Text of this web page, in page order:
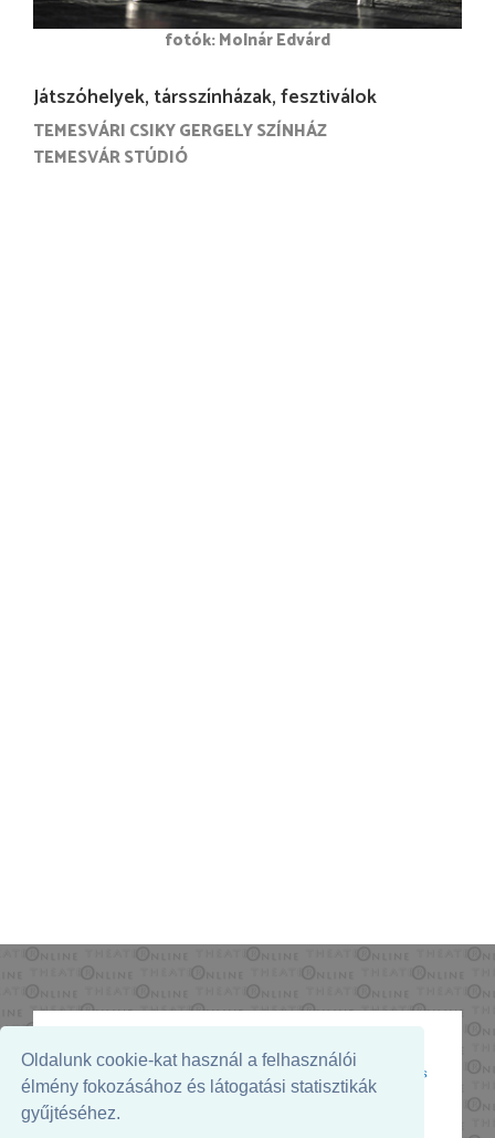
Oldalunk cookie-kat használ a felhasználói
élmény fokozásához és látogatási statisztikák
gyűjtéséhez.
fotók: Molnár Edvárd
Játszóhelyek, társszínházak, fesztiválok
TEMESVÁRI CSIKY GERGELY SZÍNHÁZ
TEMESVÁR STÚDIÓ
Az oldal megjelenését támogatja: